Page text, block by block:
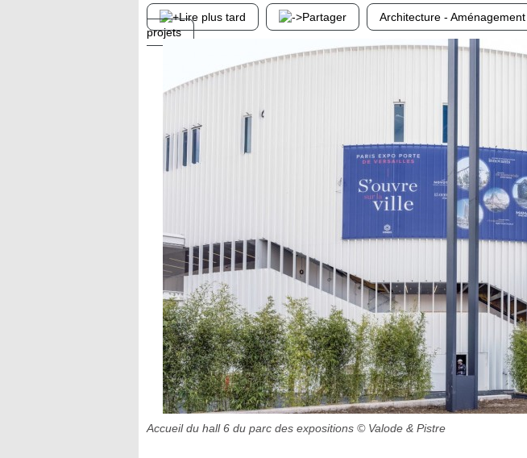
Lire plus tard Partager Architecture - Aménagement
projets
Accueil du hall 6 du parc des expositions © Valode & Pistre